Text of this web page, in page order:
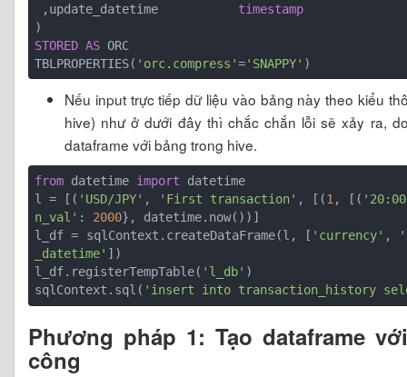
,update_datetime timestamp
STORED AS ORC
TBLPROPERTIES( 'orc.compress'='SNAPPY'
Nếu input trực tiếp dữ liệu vào bảng này theo kiểu
hive) như ở dưới đây thì chắc chắn lỗi sẽ xảy ra,
dataframe với bảng trong hive.
from datetime import datetime
l = [( 'USD/JPY' , 'First transaction' , [(1, [(
n_val' : 2000}, datetime.now())]
l_df = sqlContext.createDataFrame(l, [ 'currency' ,
_datetime' ])
l_df.registerTempTable( 'l_db' )
sqlContext.sql( 'insert into transaction_history
Phương pháp 1: Tạo dataframe
công